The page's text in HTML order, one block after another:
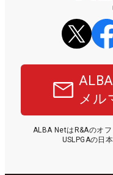
メル
ALBA NetはR&Aのオ
USLPGAの日